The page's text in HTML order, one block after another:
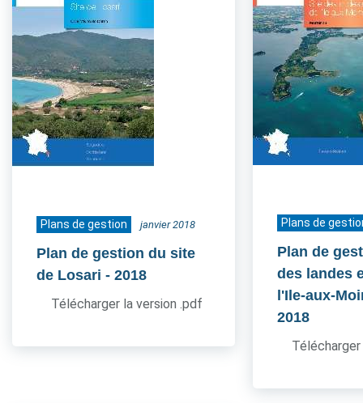
Plans de gestion janvier 2018
Plan de gestion du site
de Losari - 2018
Télécharger la version .pdf
Plans de
Plan de
des landes
l'Ile-aux-
2018